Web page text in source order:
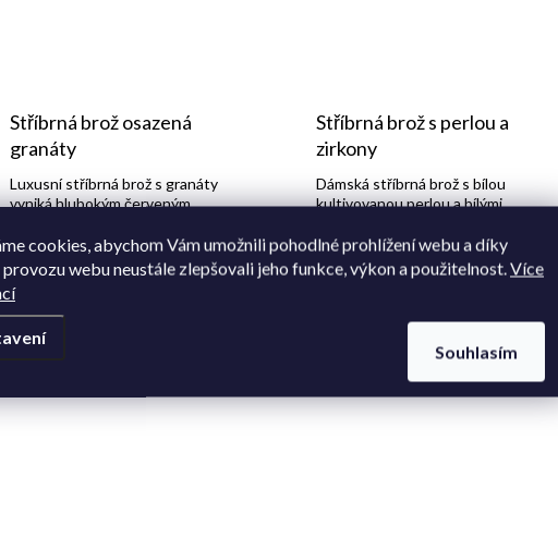
cookies, abychom Vám umožnili pohodlné prohlížení webu a díky
provozu webu neustále zlepšovali jeho funkce, výkon a použitelnost.Více
Souhlasím
Stříbrná brož osazená
granáty
5 580 Kč
Zobrazit
Luxusní stříbrná brož s granáty
vyniká hlubokým červeným
Stříbrná brož s perlou a
zirkony
1 230 Kč
Zobrazit
Dámská stříbrná brož s bílou
kultivovanou perlou a bílými
stříbra 925/1000 s lesklou
rhodiovanou povrchovou úpravou.